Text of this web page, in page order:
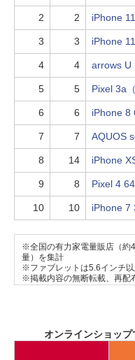
2 2 iPhone
3 3 iPhone
4 4 arrows U
5 5 Pixel 3a
6 6 iPhone 8
7 7 AQUOS
8 14 iPhone
9 8 Pixel 4
10 10 iPhone 7
※全国の有力家電量販店（約
量）を集計
※ファブレットは5.6インチ
※掲載内容の無断転載、再配
オンラインショッ